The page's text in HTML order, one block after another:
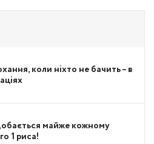
коли ніхто не бачить – в
майже кожному
1 риса!